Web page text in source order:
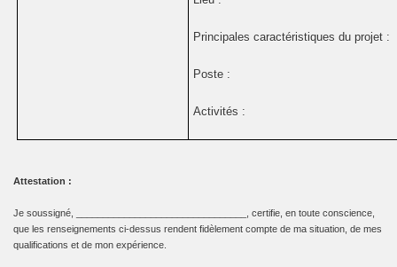
Principales caractéristiques du projet :
Poste :
Activités :
Attestation :
Je soussigné, ________________________________, certifie, en toute conscience,
que les renseignements ci-dessus rendent fidèlement compte de ma situation, de mes
qualifications et de mon expérience.